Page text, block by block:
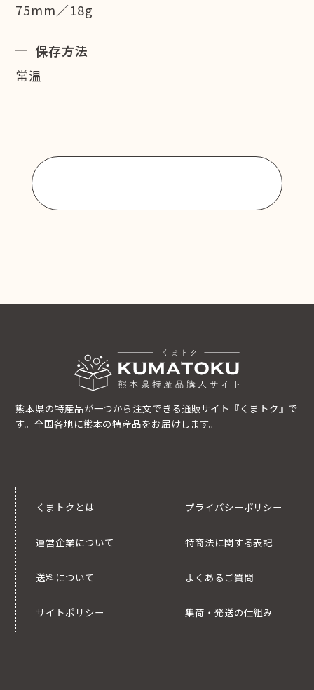
75mm／18g
保存方法
常温
熊本県の特産品が一つから注文できる通販サイト『くまトク』で
す。全国各地に熊本の特産品をお届けします。
くまトクとは
運営企業について
送料について
サイトポリシー
プライバシーポリシー
特商法に関する表記
よくあるご質問
集荷・発送の仕組み